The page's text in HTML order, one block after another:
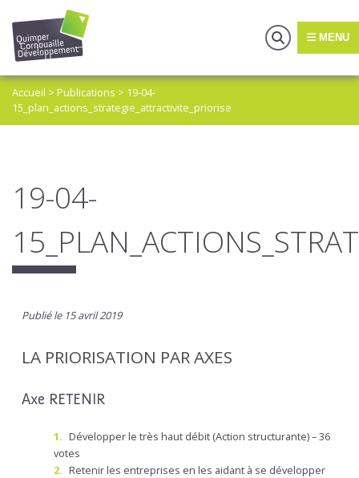
MENU
Accueil > Publications > 19-04-
15_plan_actions_strategie_attractivite_priorise
19-04-
Publié le 15 avril 2019
LA PRIORISATION PAR AXES
Axe RETENIR
Développer le très haut débit (Action structurante) – 36
votes
Retenir les entreprises en les aidant à se développer